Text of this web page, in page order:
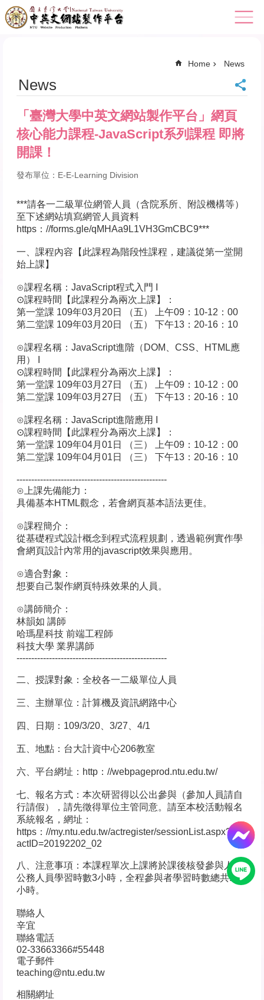
Skip to main content
Home News
News
「臺灣大學中英文網站製作平台」網頁
核心能力課程-JavaScript系列課程 即將
開課！
發布單位：E-E-Learning Division
***請各一二級單位網管人員（含院系所、附設機構等）
至下述網站填寫網管人員資料
https：//forms.gle/qMHAa9L1VH3GmCBC9***
一、課程內容【此課程為階段性課程，建議從第一堂開
始上課】
⊙課程名稱：JavaScript程式入門 I
⊙課程時間【此課程分為兩次上課】：
第一堂課 109年03月20日 （五） 上午09：10-12：00
第二堂課 109年03月20日 （五） 下午13：20-16：10
⊙課程名稱：JavaScript進階（DOM、CSS、HTML應
用） I
⊙課程時間【此課程分為兩次上課】：
第一堂課 109年03月27日 （五） 上午09：10-12：00
第二堂課 109年03月27日 （五） 下午13：20-16：10
⊙課程名稱：JavaScript進階應用 I
⊙課程時間【此課程分為兩次上課】：
第一堂課 109年04月01日 （三） 上午09：10-12：00
第二堂課 109年04月01日 （三） 下午13：20-16：10
---------------------------------------------------
⊙上課先備能力：
具備基本HTML觀念，若會網頁基本語法更佳。
⊙課程簡介：
從基礎程式設計概念到程式流程規劃，透過範例實作學
會網頁設計內常用的javascript效果與應用。
⊙適合對象：
想要自己製作網頁特殊效果的人員。
⊙講師簡介：
林韻如 講師
哈瑪星科技 前端工程師
科技大學 業界講師
---------------------------------------------------
二、授課對象：全校各一二級單位人員
三、主辦單位：計算機及資訊網路中心
四、日期：109/3/20、3/27、4/1
五、地點：台大計資中心206教室
六、平台網址：http：//webpageprod.ntu.edu.tw/
七、報名方式：本次研習得以公出參與（參加人員請自
行請假），請先徵得單位主管同意。請至本校活動報名
系統報名，網址：
https：//my.ntu.edu.tw/actregister/sessionList.aspx?
actID=20192202_02
八、注意事項：本課程單次上課將於課後核發參與人員
公務人員學習時數3小時，全程參與者學習時數總共18
小時。
聯絡人
辛宜
聯絡電話
02-33663366#55448
電子郵件
teaching@ntu.edu.tw
相關網址